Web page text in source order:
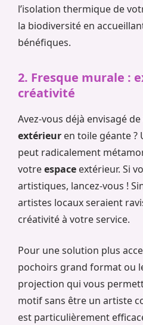
l’isolation thermique de
la biodiversité en
bénéfiques.
2. Fresque murale :
créativité
Avez-vous déjà envisagé
extérieur en toile géante ?
peut radicalement
votreespace extérieur. Si
artistiques, lancez-vous !
artistes locaux seraient
créativité à votre service.
Pour une solution plus
pochoirs grand format ou
projection qui vous
motif sans être un artiste
est particulièrement